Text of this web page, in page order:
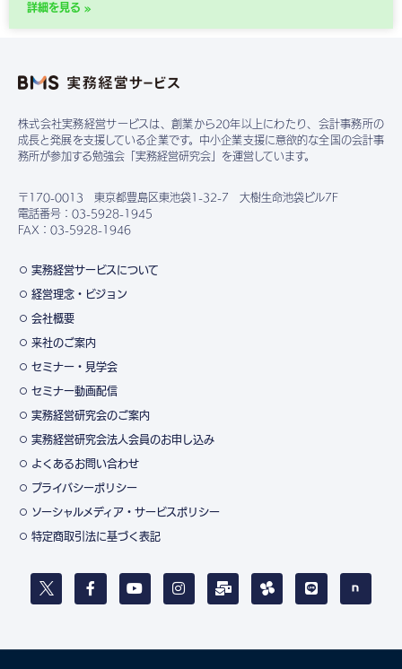
詳細を見る »
株式会社実務経営サービスは、創業から20年以上にわたり、会計事務所の
成長と発展を支援している企業です。中小企業支援に意欲的な全国の会計事
務所が参加する勉強会「実務経営研究会」を運営しています。
〒170-0013 東京都豊島区東池袋1-32-7 大樹生命池袋ビル7F
電話番号：03-5928-1945
FAX：03-5928-1946
実務経営サービスについて
経営理念・ビジョン
会社概要
来社のご案内
セミナー・見学会
セミナー動画配信
実務経営研究会のご案内
実務経営研究会法人会員のお申し込み
よくあるお問い合わせ
プライバシーポリシー
ソーシャルメディア・サービスポリシー
特定商取引法に基づく表記